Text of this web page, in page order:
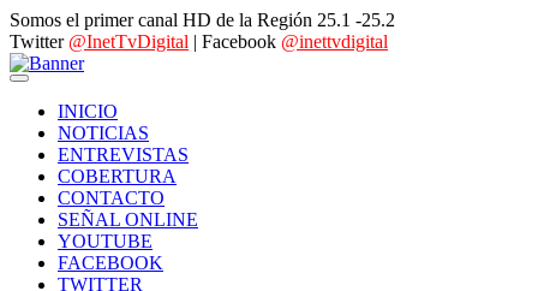
Somos el primer canal HD de la Región 25.1 -25.2
Twitter @InetTvDigital | Facebook @inettvdigital
INICIO
NOTICIAS
ENTREVISTAS
COBERTURA
CONTACTO
SEÑAL ONLINE
YOUTUBE
FACEBOOK
TWITTER